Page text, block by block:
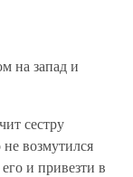
на запад и
сестру
возмутился
и привезти в